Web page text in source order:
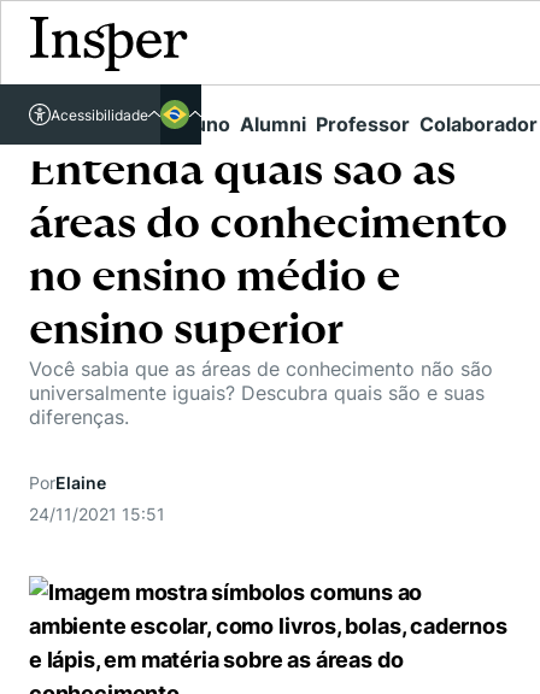
Links rápidos Aluno Alumni Professor Colaborador
Acessibilidade
Acessível em libras
Todas as Engenharias
Pós-Graduação
Educação Executiva
Busca por Áreas de Conhecimento
Internacional
Student Life
Como funciona
Resolução Eficaz de Problemas
Oportunidade de Negócios
Trabalhe conosco
Sala de Imprensa
Comunidade Transforme
Missão
Projetos Sociais
Lista de doadores
Pesquisa
Pesquisa no Insper
Centros de Conhecimento
Cátedras
Centro de Dados e IA
Biblioteca Telles
Repositório Institucional
Pesquisa na Graduação
Conteúdos
Eventos
Notícias
Youtube
Instagram
Unidades Acadêmicas
Direito
Corpo Docente
Áreas de Conhecimento
Prêmios de Excelência
Atendimento
Visite o Insper
Entenda quais são as
áreas do conhecimento
no ensino médio e
ensino superior
Você sabia que as áreas de conhecimento não são
universalmente iguais? Descubra quais são e suas
diferenças.
PorElaine
24/11/2021 15:51